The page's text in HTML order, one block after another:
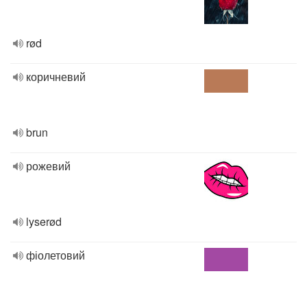
rød
коричневий
brun
рожевий
lyserød
фіолетовий